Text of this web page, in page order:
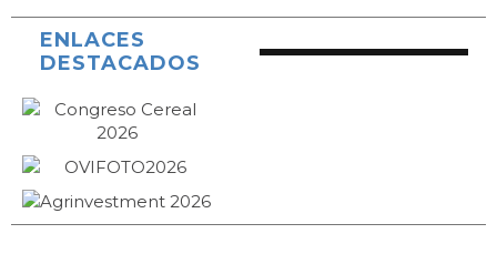
ENLACES
DESTACADOS